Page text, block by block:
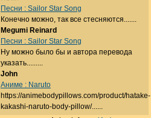
Песни : Sailor Star Song
Конечно можно, так все стесняются.......
Megumi Reinard
Песни : Sailor Star Song
Ну можно было бы и автора перевода
указать.........
John
Аниме : Naruto
https://animebodypillows.com/product/hatake-
kakashi-naruto-body-pillow/......